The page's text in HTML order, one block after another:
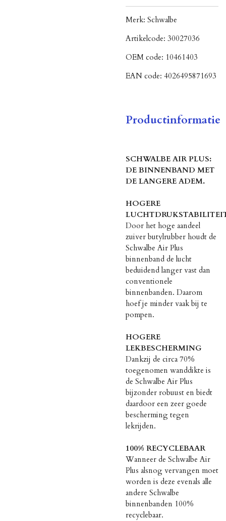
Merk: Schwalbe
Artikelcode: 30027036
OEM code: 10461403
EAN code: 4026495871693
Productinformatie
SCHWALBE AIR PLUS:
DE BINNENBAND MET
DE LANGERE ADEM.
HOGERE
Door het hoge aandeel
zuiver butylrubber houdt de
Schwalbe Air Plus
binnenband de lucht
beduidend langer vast dan
conventionele
binnenbanden. Daarom
hoef je minder vaak bij te
pompen.
HOGERE
LEKBESCHERMING
Dankzij de circa 70%
toegenomen wanddikte is
de Schwalbe Air Plus
bijzonder robuust en biedt
daardoor een zeer goede
bescherming tegen
lekrijden.
100% RECYCLEBAAR
Wanneer de Schwalbe Air
Plus alsnog vervangen moet
worden is deze evenals alle
andere Schwalbe
binnenbanden 100%
recyclebaar.